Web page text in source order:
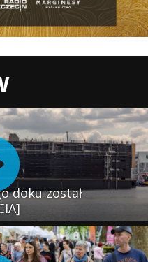
doku został